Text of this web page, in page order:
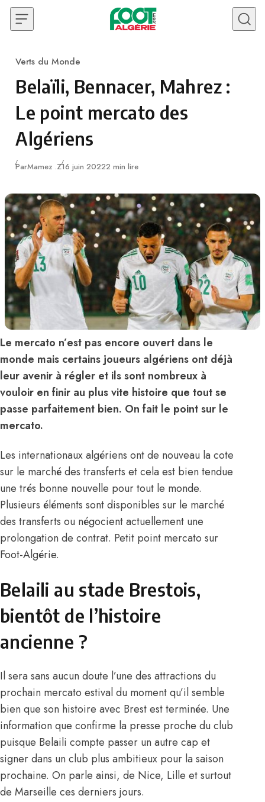
Skip to content
Category
Verts du Monde
Belaïli, Bennacer, Mahrez :
Le point mercato des
Algériens
ParMamez .ZPublié
16 juin 20222 min lire
Le mercato n’est pas encore ouvert dans le
monde mais certains joueurs algériens ont déjà
leur avenir à régler et ils sont nombreux à
vouloir en finir au plus vite histoire que tout se
passe parfaitement bien. On fait le point sur le
mercato.
Les internationaux algériens ont de nouveau la cote
sur le marché des transferts et cela est bien tendue
une trés bonne nouvelle pour tout le monde.
Plusieurs éléments sont disponibles sur le marché
des transferts ou négocient actuellement une
prolongation de contrat. Petit point mercato sur
Foot-Algérie.
Belaili au stade Brestois,
bientôt de l’histoire
ancienne ?
Il sera sans aucun doute l’une des attractions du
prochain mercato estival du moment qu’il semble
bien que son histoire avec Brest est terminée. Une
information que confirme la presse proche du club
puisque Belaili compte passer un autre cap et
signer dans un club plus ambitieux pour la saison
prochaine. On parle ainsi, de Nice, Lille et surtout
de Marseille ces derniers jours.